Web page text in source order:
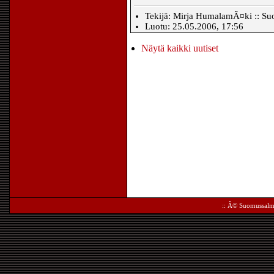
Tekijä: Mirja HumalamÃ¤ki ::
Luotu: 25.05.2006, 17:56
Näytä kaikki uutiset
:: Â©